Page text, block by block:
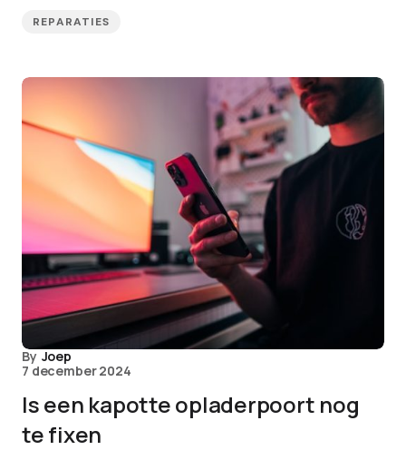
REPARATIES
By Joep
7 december 2024
Is een kapotte opladerpoort nog
te fixen